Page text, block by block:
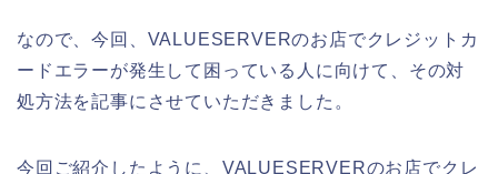
なので、今回、VALUESERVERのお店でクレジットカ
ードエラーが発生して困っている人に向けて、その対
処方法を記事にさせていただきました。
今回ご紹介したように、VALUESERVERのお店でクレ